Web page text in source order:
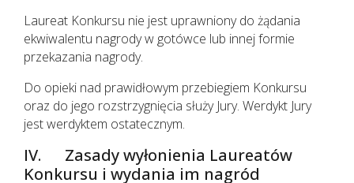
Laureat Konkursu nie jest uprawniony do żądania
ekwiwalentu nagrody w gotówce lub innej formie
przekazania nagrody.
Do opieki nad prawidłowym przebiegiem Konkursu
oraz do jego rozstrzygnięcia służy Jury. Werdykt Jury
jest werdyktem ostatecznym.
IV. Zasady wyłonienia Laureatów
Konkursu i wydania im nagród